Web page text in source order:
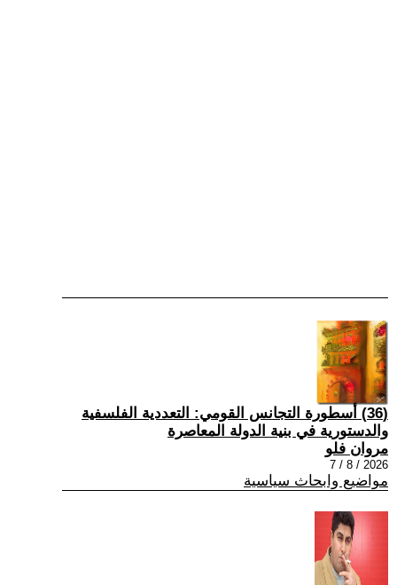
(36) أسطورة التجانس القومي: التعددية الفلسفية
والدستورية في بنية الدولة المعاصرة
مروان فلو
2026 / 8 / 7
مواضيع وابحاث سياسية